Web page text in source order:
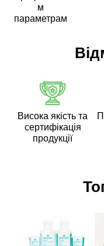
м
параметрам
Висока якість та
сертифікація
продукції